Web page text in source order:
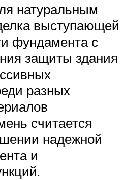
натуральным
выступающей
фундамента с
защиты здания
разных
считается
надежной
и